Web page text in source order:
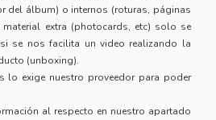
del álbum) o internos (roturas, páginas
extra (photocards, etc) solo se
si se nos facilita un video realizando la
(unboxing).
lo exige nuestro proveedor para poder
al respecto en nuestro apartado